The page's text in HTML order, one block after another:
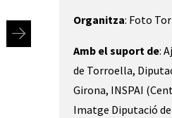
Organitza: Foto
Amb el suport de:
de Torroella,
Girona, INSPAI
Imatge Diputació